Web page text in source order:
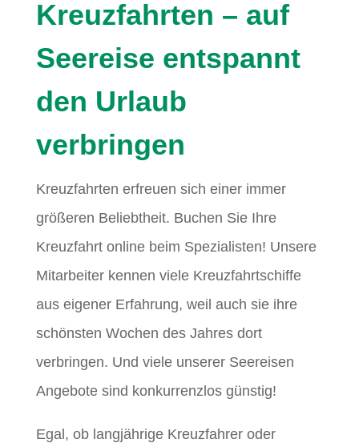
Kreuzfahrten – auf
Seereise entspannt
den Urlaub
verbringen
Kreuzfahrten erfreuen sich einer immer
größeren Beliebtheit. Buchen Sie Ihre
Kreuzfahrt online beim Spezialisten! Unsere
Mitarbeiter kennen viele Kreuzfahrtschiffe
aus eigener Erfahrung, weil auch sie ihre
schönsten Wochen des Jahres dort
verbringen. Und viele unserer Seereisen
Angebote sind konkurrenzlos günstig!
Egal, ob langjährige Kreuzfahrer oder